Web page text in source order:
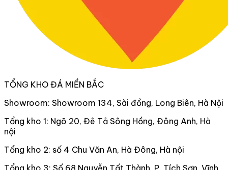
TỔNG KHO ĐÁ MIỀN BẮC
Showroom: Showroom 134, Sài đồng, Long Biên, Hà Nội
Tổng kho 1: Ngõ 20, Đê Tả Sông Hồng, Đông Anh, Hà
nội
Tổng kho 2: số 4 Chu Văn An, Hà Đông, Hà nội